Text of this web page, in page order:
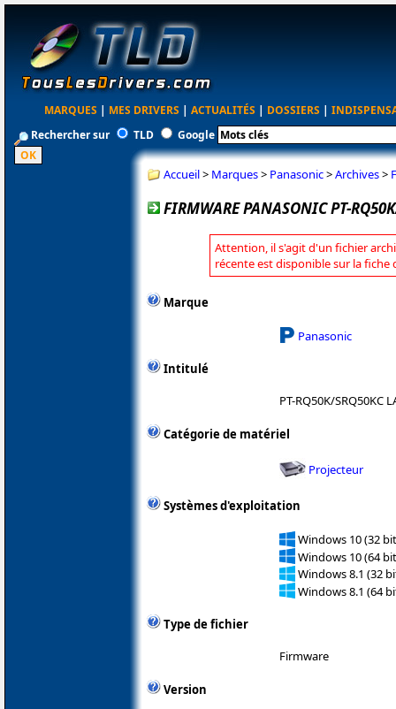
MARQUES | MES DRIVERS | ACTUALITÉS | DOSSIERS |
Rechercher sur
TLD Google
Accueil> Marques> Panasonic>Archives>
FIRMWARE PANASONIC PT-
Attention, il s'agit d'un fichier
récente est disponible sur la fiche
Marque
Panasonic
Intitulé
PT-RQ50K/SRQ50KC
Catégorie de matériel
Projecteur
Systèmes d'exploitation
Windows 10 (32
Windows 10 (64
Windows 8.1 (32
Windows 8.1 (64
Type de fichier
Firmware
Version